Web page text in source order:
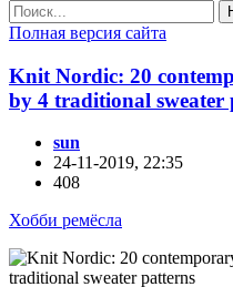
Полная версия сайта
Knit Nordic: 20
by 4 traditional sweater
sun
24-11-2019, 22:35
408
Хобби ремёсла